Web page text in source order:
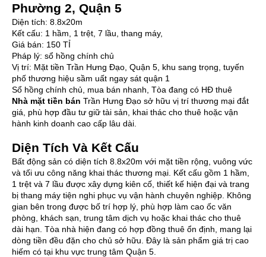
Phường 2, Quận 5
Diện tích: 8.8x20m
Kết cấu: 1 hầm, 1 trệt, 7 lầu, thang máy,
Giá bán: 150 TỈ
Pháp lý: sổ hồng chính chủ
Vị trí: Mặt tiền Trần Hưng Đạo, Quận 5, khu sang trọng, tuyến
phố thương hiệu sầm uất ngay sát quận 1
Sổ hồng chính chủ, mua bán nhanh, Tòa đang có HĐ thuê
Nhà mặt tiền bán Trần Hưng Đạo sở hữu vị trí thương mại đắt
giá, phù hợp đầu tư giữ tài sản, khai thác cho thuê hoặc vận
hành kinh doanh cao cấp lâu dài.
Diện Tích Và Kết Cấu
Bất động sản có diện tích 8.8x20m với mặt tiền rộng, vuông vức
và tối ưu công năng khai thác thương mại. Kết cấu gồm 1 hầm,
1 trệt và 7 lầu được xây dựng kiên cố, thiết kế hiện đại và trang
bị thang máy tiện nghi phục vụ vận hành chuyên nghiệp. Không
gian bên trong được bố trí hợp lý, phù hợp làm cao ốc văn
phòng, khách sạn, trung tâm dịch vụ hoặc khai thác cho thuê
dài hạn. Tòa nhà hiện đang có hợp đồng thuê ổn định, mang lại
dòng tiền đều đặn cho chủ sở hữu. Đây là sản phẩm giá trị cao
hiếm có tại khu vực trung tâm Quận 5.